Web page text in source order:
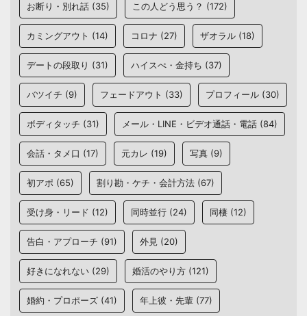
お断り・別れ話 (35) この人どう思う？ (172)
カミングアウト (14) コロナ (27) ザオラル (18)
デートの段取り (31) ハイスぺ・金持ち (37)
バツイチ (9) フェードアウト (33) プロフィール (30)
ボディタッチ (31) メール・LINE・ビデオ通話・電話 (84)
会話・タメ口 (17) 元カレ (19) 写真 (9)
初アポ (65) 割り勘・ケチ・会計方法 (67)
受け身・リード (12) 同時並行 (24) 同棲 (12)
告白・アプローチ (91) 外見 (20)
好きになれない (29) 婚活のやり方 (121)
婚約・プロポーズ (41) 年上彼・先輩 (77)